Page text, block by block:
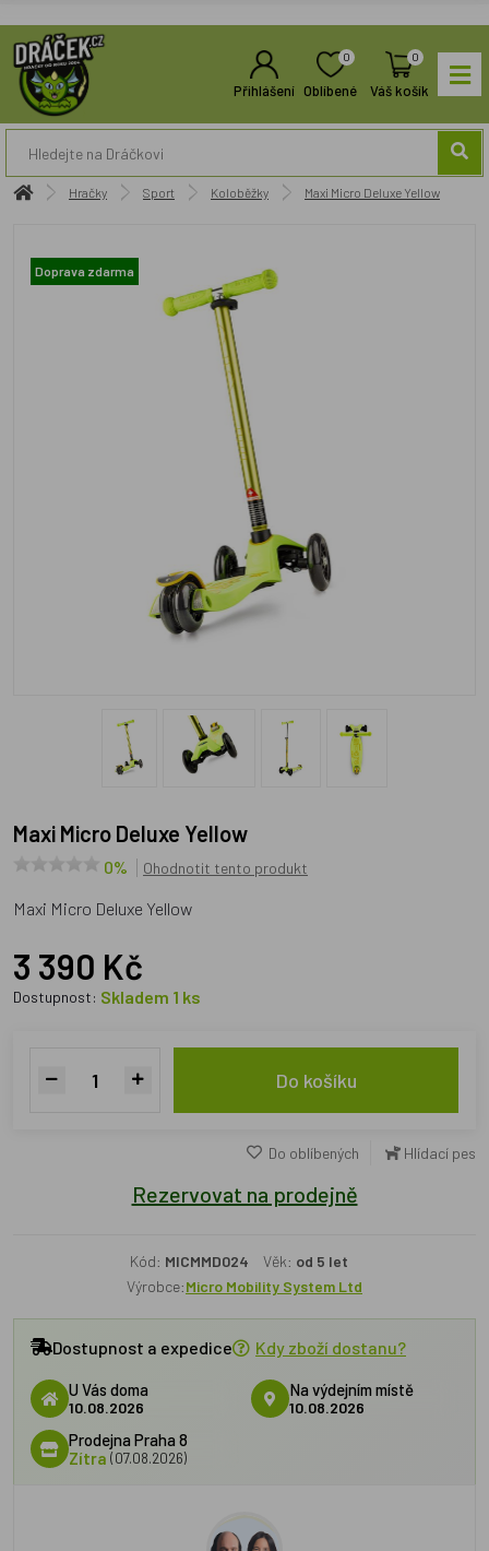
Přihlášení
0
Oblíbené
0
Váš košík
Hračky Sport Koloběžky Maxi Micro Deluxe Yellow
Doprava zdarma
Maxi Micro Deluxe Yellow
0% Ohodnotit tento produkt
Maxi Micro Deluxe Yellow
3 390 Kč
Dostupnost: Skladem 1 ks
Do košíku
Do oblíbených Hlídací pes
Rezervovat na prodejně
Kód: MICMMD024 Věk: od 5 let
Výrobce:Micro Mobility System Ltd
Dostupnost a expedice Kdy zboží dostanu?
U Vás doma
10.08.2026
Na výdejním místě
10.08.2026
Prodejna Praha 8
Zítra (07.08.2026)